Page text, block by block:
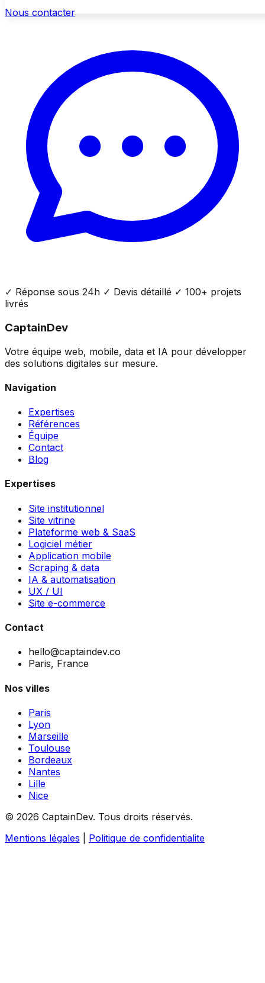
Nous contacter
✓ Réponse sous 24h ✓ Devis détaillé ✓ 100+ projets
livrés
CaptainDev
Votre équipe web, mobile, data et IA pour développer
des solutions digitales sur mesure.
Navigation
Expertises
Références
Équipe
Contact
Blog
Expertises
Site institutionnel
Site vitrine
Plateforme web & SaaS
Logiciel métier
Application mobile
Scraping & data
IA & automatisation
UX / UI
Site e-commerce
Contact
hello@captaindev.co
Paris, France
Nos villes
Paris
Lyon
Marseille
Toulouse
Bordeaux
Nantes
Lille
Nice
© 2026 CaptainDev. Tous droits réservés.
Mentions légales
Politique de confidentialite